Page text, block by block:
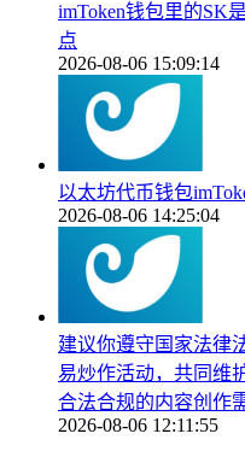
imToken钱包里的SK
点
2026-08-06 15:09:14
以太坊代币钱包
2026-08-06 14:25:04
建议你遵守国家法律
易炒作活动，共同维
合法合规的内容创作
2026-08-06 12:11:55